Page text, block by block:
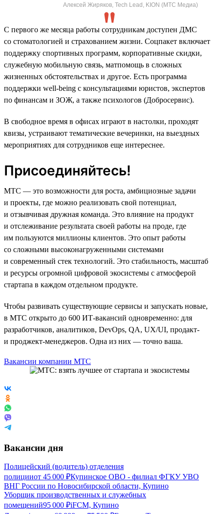
Алексей Жиряков, Tech Lead, KION (МТС Медиа)
С первого же месяца работы сотрудникам доступен ДМС
со стоматологией и страхованием жизни. Соцпакет включает
поддержку спортивных программ, корпоративные скидки,
служебную мобильную связь, матпомощь в сложных
жизненных обстоятельствах и другое. Есть программа
поддержки well-being с консультациями юристов, экспертов
по финансам и ЗОЖ, а также психологов (Добросервис).
В свободное время в офисах играют в настолки, проходят
квизы, устраивают тематические вечеринки, на выездных
мероприятиях для сотрудников еще интереснее.
Присоединяйтесь!
МТС — это возможности для роста, амбициозные задачи
и проекты, где можно реализовать свой потенциал,
и отзывчивая дружная команда. Это влияние на продукт
и отслеживание результата своей работы на проде, где
им пользуются миллионы клиентов. Это опыт работы
со сложными высоконагруженными системами
и современный стек технологий. Это стабильность, масштаб
и ресурсы огромной цифровой экосистемы с атмосферой
стартапа в каждом отдельном продукте.
Чтобы развивать существующие сервисы и запускать новые,
в МТС открыто до 600 ИТ-вакансий одновременно: для
разработчиков, аналитиков, DevOps, QA, UX/UI, продакт-
и проджект-менеджеров. Одна из них — точно ваша.
Вакансии компании МТС
Вакансии дня
Полицейский (водитель) отделения
полицииот 45 000 ₽Купинское ОВО - филиал ФГКУ УВО
ВНГ России по Новосибирской области, Купино
Уборщик производственных и служебных
помещений95 000 ₽iFCM, Купино